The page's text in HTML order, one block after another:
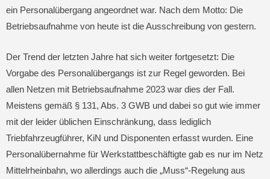
ein Personalübergang angeordnet war. Nach dem Motto: Die
Betriebsaufnahme von heute ist die Ausschreibung von gestern.
Der Trend der letzten Jahre hat sich weiter fortgesetzt: Die
Vorgabe des Personalübergangs ist zur Regel geworden. Bei
allen Netzen mit Betriebsaufnahme 2023 war dies der Fall.
Meistens gemäß § 131, Abs. 3 GWB und dabei so gut wie immer
mit der leider üblichen Einschränkung, dass lediglich
Triebfahrzeugführer, KiN und Disponenten erfasst wurden. Eine
Personalübernahme für Werkstattbeschäftigte gab es nur im Netz
Mittelrheinbahn, wo allerdings auch die „Muss“-Regelung aus